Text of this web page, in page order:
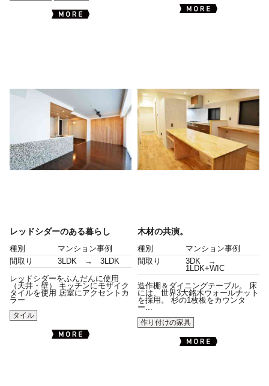
レッドシダーのある暮らし
種別
マンション事例
間取り
3LDK → 3LDK
レッドシダーをふんだんに使用
（天井・壁） キッチンにモザイク
タイルを使用 居室にアクセントカ
ラー
タイル
木材の共演。
種別
マンション事例
間取り
3DK →
1LDK+WIC
造作棚＆ダイニングテーブル。 床
には、世界3大銘木ウォールナット
を採用。 杉の1枚板をカウンタ
ー...
作り付けの家具